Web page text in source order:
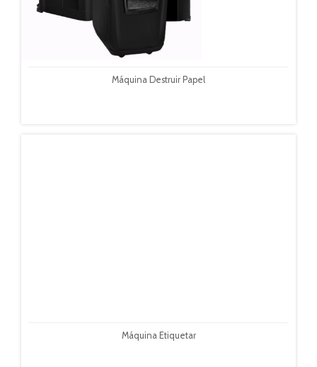
Máquina Destruir Papel
Máquina Etiquetar